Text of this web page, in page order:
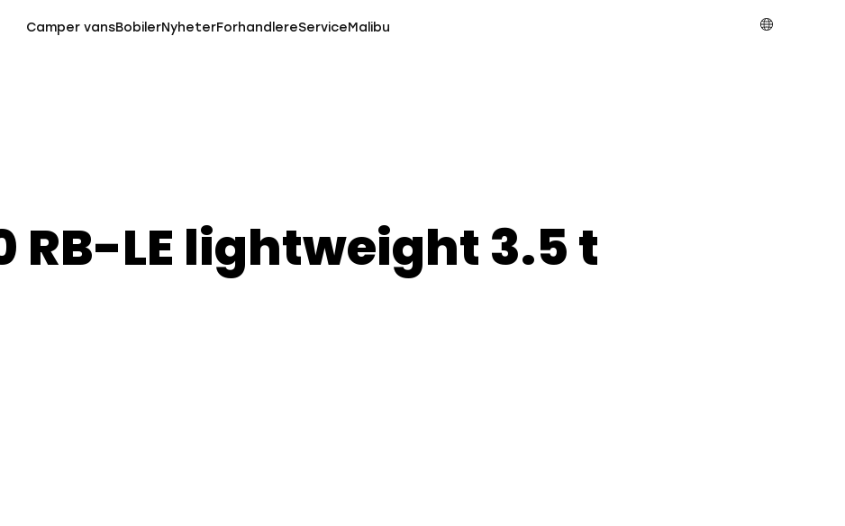
Camper vansBobilerNyheterForhandlereServiceMalibu
RB-LE lightweight 3.5 t